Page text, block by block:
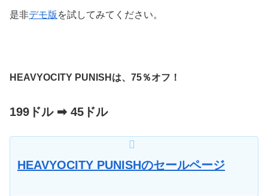
是非デモ版 を試してみてください。
HEAVYOCITY PUNISHは、75％オフ！
199ドル ➡︎ 45ドル
HEAVYOCITY PUNISHのセールページ